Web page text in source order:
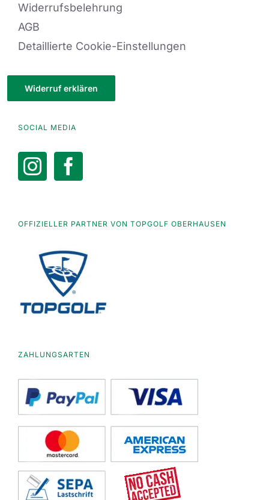
Widerrufsbelehrung
AGB
Detaillierte Cookie-Einstellungen
Widerruf erklären
SOCIAL MEDIA
OFFIZIELLER PARTNER VON TOPGOLF OBERHAUSEN
ZAHLUNGSARTEN